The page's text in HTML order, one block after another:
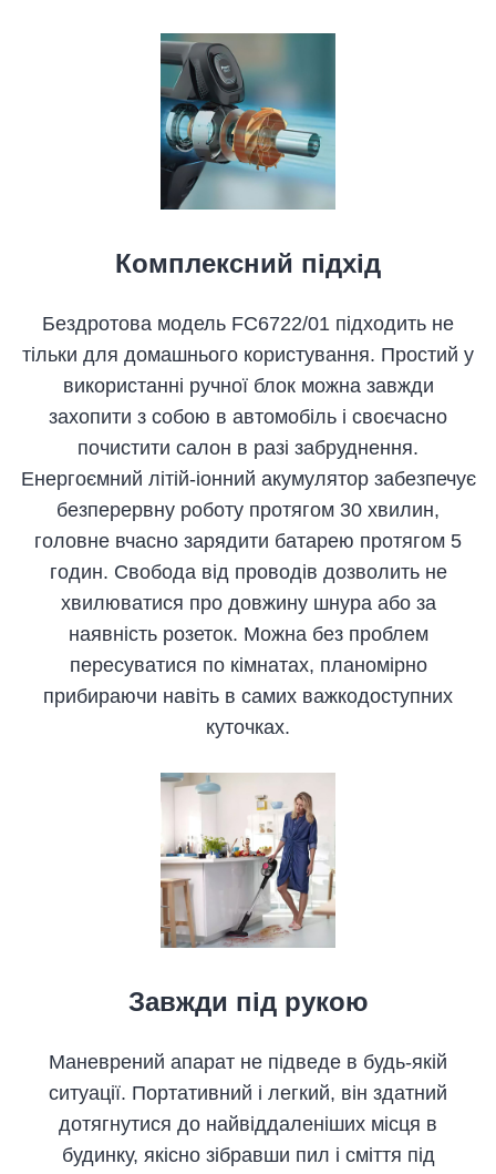
Комплексний підхід
Бездротова модель FC6722/01 підходить не
тільки для домашнього користування. Простий у
використанні ручної блок можна завжди
захопити з собою в автомобіль і своєчасно
почистити салон в разі забруднення.
Енергоємний літій-іонний акумулятор забезпечує
безперервну роботу протягом 30 хвилин,
головне вчасно зарядити батарею протягом 5
годин. Свобода від проводів дозволить не
хвилюватися про довжину шнура або за
наявність розеток. Можна без проблем
пересуватися по кімнатах, планомірно
прибираючи навіть в самих важкодоступних
куточках.
Завжди під рукою
Маневрений апарат не підведе в будь-якій
ситуації. Портативний і легкий, він здатний
дотягнутися до найвіддаленіших місця в
будинку, якісно зібравши пил і сміття під